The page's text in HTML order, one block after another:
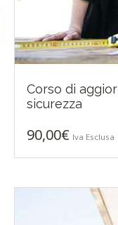
Corso di
sicurezza
90,00€ Iva Esclusa